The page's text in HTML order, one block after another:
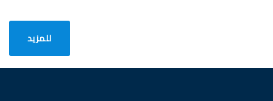
للمزيد